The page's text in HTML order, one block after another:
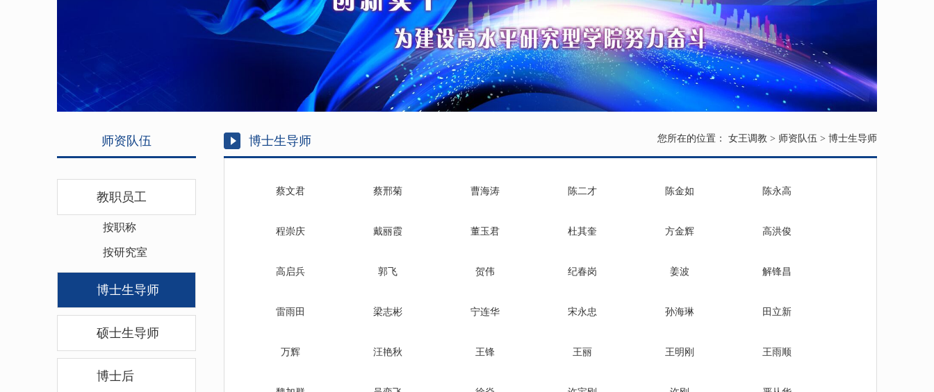
师资队伍
教职员工
按职称
按研究室
博士生导师
硕士生导师
博士后
博士生导师 您所在的位置： 女王调教 > 师资队伍 > 博士生导师
蔡文君 蔡邢菊 曹海涛 陈二才 陈金如 陈永高
程崇庆 戴丽霞 董玉君 杜其奎 方金辉 高洪俊
高启兵 郭飞 贺伟 纪春岗 姜波 解锋昌
雷雨田 梁志彬 宁连华 宋永忠 孙海琳 田立新
万辉 汪艳秋 王锋 王丽 王明刚 王雨顺